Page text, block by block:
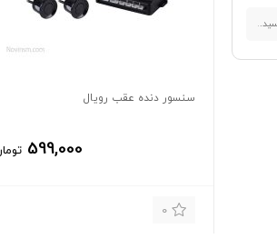
سنسور دنده عقب رویال
0
599,000